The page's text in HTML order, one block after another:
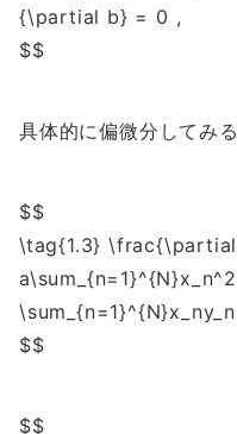
{\partial b} = 0 ,
$$
具体的に偏微分してみ
$$
\tag{1.3}
\sum_{n=1}^{N}x_ny_n
$$
$$